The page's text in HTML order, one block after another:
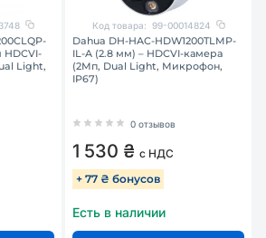
HDCVI-
Light,
Код товара: 99-00014824
Dahua DH-HAC-HDW1200TLMP-
IL-A (2.8 мм) – HDCVI-камера
(2Мп, Dual Light, Микрофон,
IP67)
0 отзывов
1 530 ₴ с НДС
+ 77 ₴ бонусов
Есть в наличии